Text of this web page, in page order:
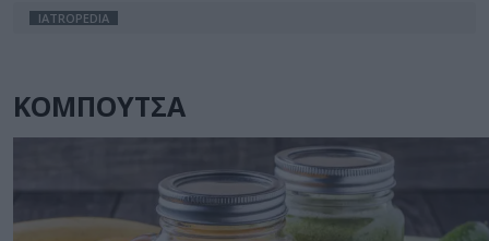
IATROPEDIA
ΚΟΜΠΟΥΤΣΑ